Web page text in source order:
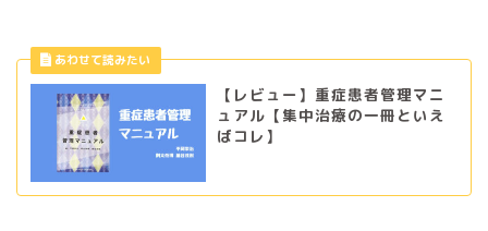
【レビュー】重症患者管理マニ
ュアル【集中治療の一冊といえ
ばコレ】